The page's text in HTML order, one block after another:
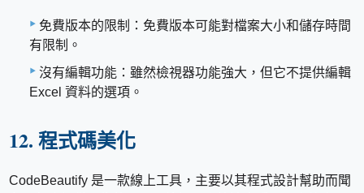
免費版本的限制：免費版本可能對檔案大小和儲存時間
有限制。
沒有編輯功能：雖然檢視器功能強大，但它不提供編輯
Excel 資料的選項。
12. 程式碼美化
CodeBeautify 是一款線上工具，主要以其程式設計幫助而聞